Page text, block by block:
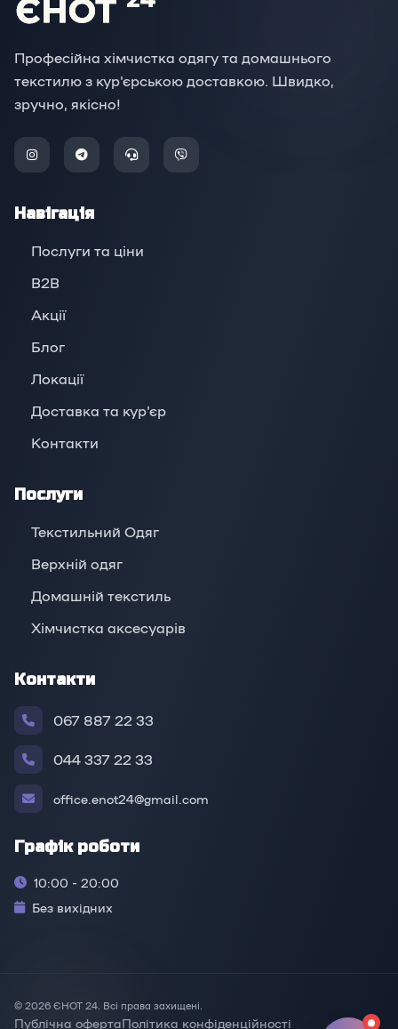
Професійна хімчистка одягу та домашнього
текстилю з кур'єрською доставкою. Швидко,
зручно, якісно!
Навігація
Послуги та ціни
B2B
Акції
Блог
Локації
Доставка та кур'єр
Контакти
Послуги
Текстильний Одяг
Верхній oдяг
Домашній текстиль
Хімчистка аксесуарів
Контакти
067 887 22 33
044 337 22 33
office.enot24@gmail.com
Графік роботи
10:00 - 20:00
Без вихідних
© 2026 ЄНОТ 24. Всі права захищені.
Публічна офертаПолітика конфіденційності